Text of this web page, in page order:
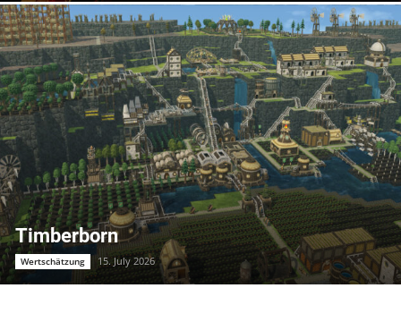
Timberborn
Wertschätzung 15. July 2026